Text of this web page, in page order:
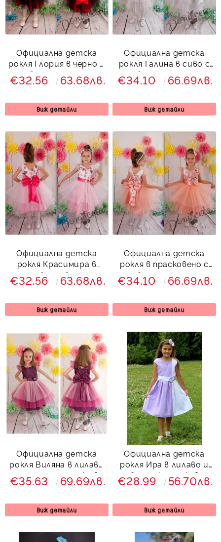
Официална детска
рокля Глория в черно и
цветя с голяма
червена панделка
€32.56 63.68лв.
Виж детайли
Официална детска
рокля Галина в сиво с
цветя с голяма
панделка отзад
€34.10 66.69лв.
Виж детайли
Официална детска
рокля Красимира в
розово с цветя и
голяма панделка в
€32.56 63.68лв.
Виж детайли
Официална детска
рокля в прасковено с
цветя с голяма
панделка отзад Боянка
€34.10 66.69лв.
Виж детайли
Официална детска
рокля Виляна в лилаво
и голяма панделка в
лилаво отзад
€35.63 69.69лв.
Виж детайли
Официална детска
рокля Ира в лилаво и
бяло с къс ръкав
€28.99 56.70лв.
Виж детайли